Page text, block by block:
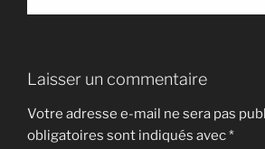
Laisser un commentaire
Votre adresse e-mail ne sera pas
obligatoires sont indiqués avec*